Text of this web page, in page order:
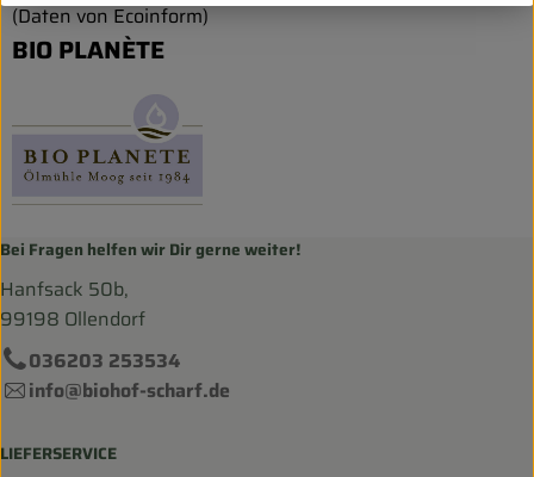
(Daten von Ecoinform)
BIO PLANÈTE
Bei Fragen helfen wir Dir gerne weiter!
Hanfsack 50b,
99198 Ollendorf
036203 253534
info@biohof-scharf.de
LIEFERSERVICE